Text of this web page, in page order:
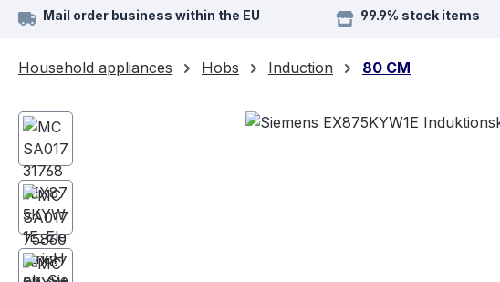
Mail order business within the EU 99.9% stock items
Household appliances Hobs Induction 80 CM
Skip image gallery